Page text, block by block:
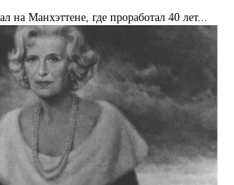
Манхэттене, где проработал 40 лет...